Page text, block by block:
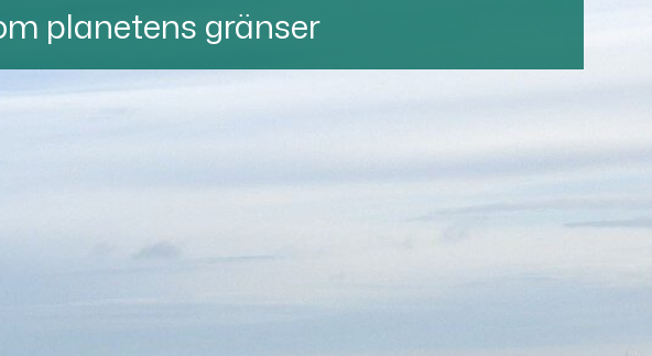
planetens gränser